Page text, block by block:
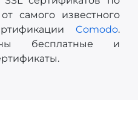
самого известного
Comodo.
бесплатные и